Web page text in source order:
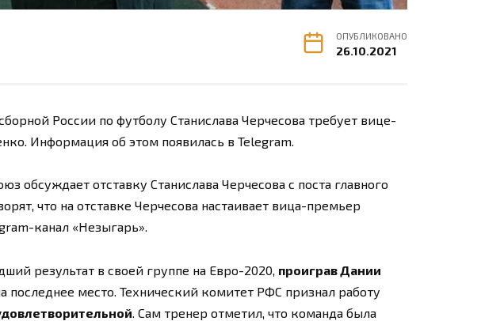
ОПУБЛИКОВАНО
26.10.2021
России по футболу Станислава Черчесова требует вице-
Информация об этом появилась в Telegram.
обсуждает отставку Станислава Черчесова с поста главного
что на отставке Черчесова настаивает вица-премьер
канал «Незыгарь».
результат в своей группе на Евро-2020, проиграв Дании
последнее место. Технический комитет РФС признал работу
. Сам тренер отметил, что команда была